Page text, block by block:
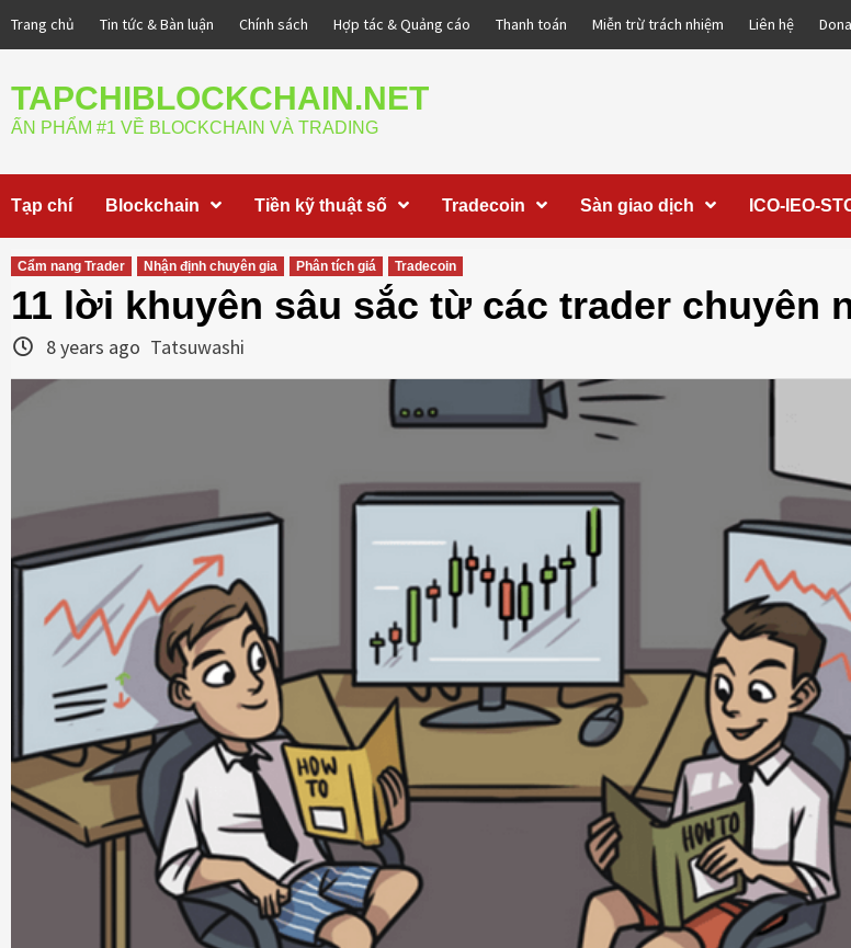
Trang chủ Tin tức & Bàn luận Chính sách Hợp tác & Quảng cáo Thanh toán Miễn trừ trách nhiệm Liên hệ
TAPCHIBLOCKCHAIN.NET
ẤN PHẨM #1 VỀ BLOCKCHAIN VÀ TRADING
Tạp chí Blockchain Tiền kỹ thuật số Tradecoin Sàn giao dịch ICO-IEO-
Cẩm nang Trader Nhận định chuyên gia Phân tích giá Tradecoin
11 lời khuyên sâu sắc từ các trader chuyên
8 years ago Tatsuwashi